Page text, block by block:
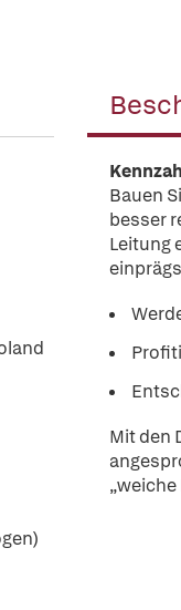
Bauen
besser
Leitung
Mit den